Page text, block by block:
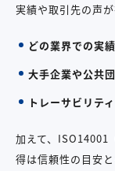
実績や取引先の声が
どの業界での実
大手企業や公共
トレーサビリテ
加えて、ISO14001
得は信頼性の目安と